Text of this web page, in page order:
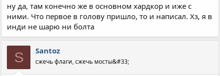
ну да, там конечно же в основном хардкор и иже с
ними. Что первое в голову пришло, то и написал. Хз, я в
инди не шарю ни болта
S Santoz
сжечь флаги, сжечь мосты&#33;